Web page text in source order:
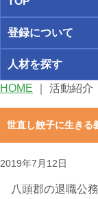
登録について
人材を探す
HOME 活動紹介
世直し餃子に
2019年7月12日
八頭郡の退職公